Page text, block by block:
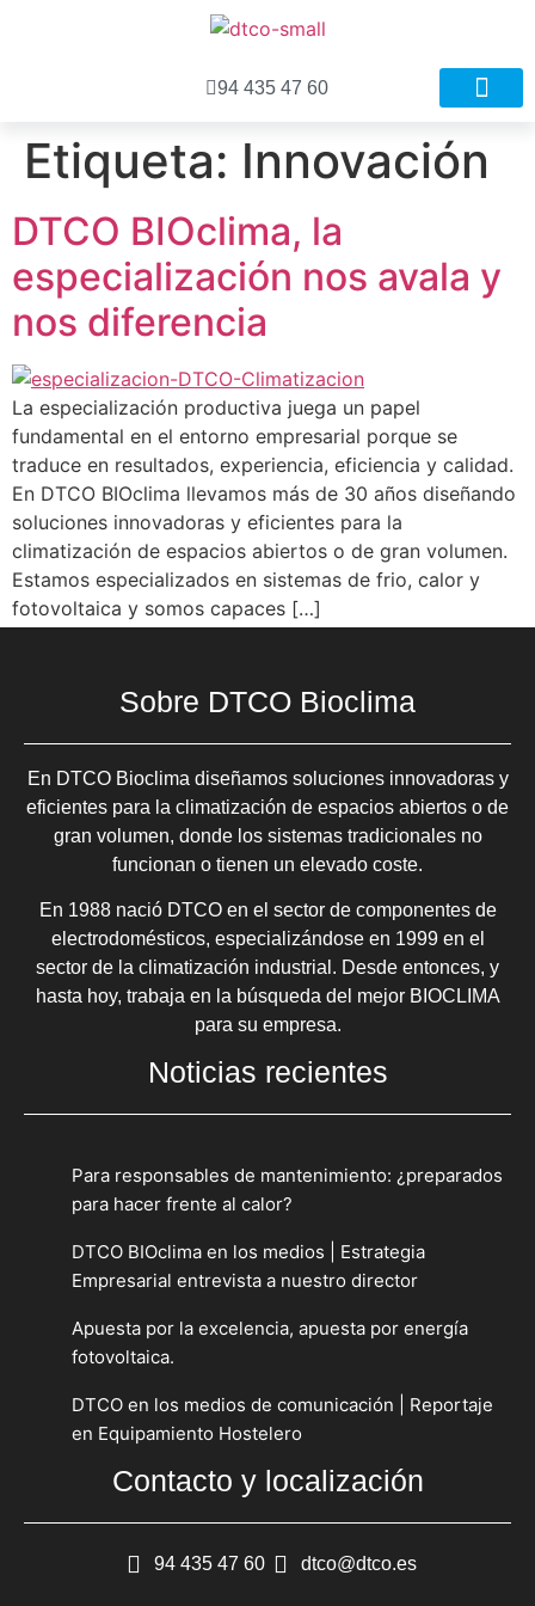
94 435 47 60
Etiqueta: Innovación
DTCO BIOclima, la
especialización nos avala y
nos diferencia
La especialización productiva juega un papel
fundamental en el entorno empresarial porque se
traduce en resultados, experiencia, eficiencia y calidad.
En DTCO BIOclima llevamos más de 30 años diseñando
soluciones innovadoras y eficientes para la
climatización de espacios abiertos o de gran volumen.
Estamos especializados en sistemas de frio, calor y
fotovoltaica y somos capaces […]
Sobre DTCO Bioclima
En DTCO Bioclima diseñamos soluciones innovadoras y
eficientes para la climatización de espacios abiertos o de
gran volumen, donde los sistemas tradicionales no
funcionan o tienen un elevado coste.
En 1988 nació DTCO en el sector de componentes de
electrodomésticos, especializándose en 1999 en el
sector de la climatización industrial. Desde entonces, y
hasta hoy, trabaja en la búsqueda del mejor BIOCLIMA
para su empresa.
Noticias recientes
Para responsables de mantenimiento: ¿preparados
para hacer frente al calor?
DTCO BIOclima en los medios | Estrategia
Empresarial entrevista a nuestro director
Apuesta por la excelencia, apuesta por energía
fotovoltaica.
DTCO en los medios de comunicación | Reportaje
en Equipamiento Hostelero
Contacto y localización
94 435 47 60 dtco@dtco.es